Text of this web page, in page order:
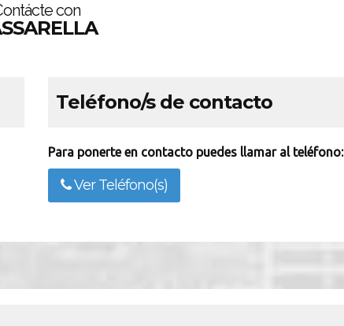
con
Teléfono/s de contacto
Para ponerte en contacto puedes llamar al teléfono:
Ver Teléfono(s)